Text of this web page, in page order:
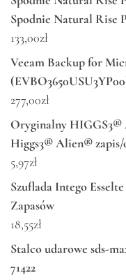
Spodnie Natural Rise
133,00zł
Veeam Backup for
277,00zł
Oryginalny
Higgs3® Alien® zapis/
5,97zł
Szuflada Intego
Zapasów
18,55zł
Stalco udarowe sds-
71422